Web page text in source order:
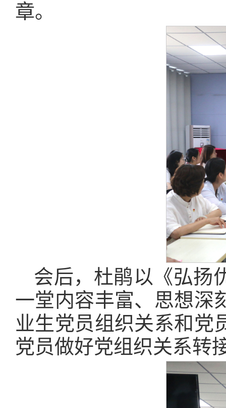
章。
会后，杜鹃以《弘扬
一堂内容丰富、思想深
业生党员组织关系和党
党员做好党组织关系转